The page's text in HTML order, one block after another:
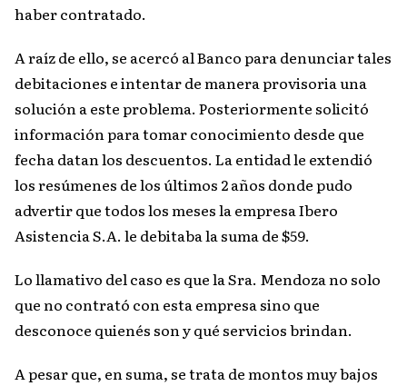
haber contratado.
A raíz de ello, se acercó al Banco para denunciar tales
debitaciones e intentar de manera provisoria una
solución a este problema. Posteriormente solicitó
información para tomar conocimiento desde que
fecha datan los descuentos. La entidad le extendió
los resúmenes de los últimos 2 años donde pudo
advertir que todos los meses la empresa Ibero
Asistencia S.A. le debitaba la suma de $59.
Lo llamativo del caso es que la Sra. Mendoza no solo
que no contrató con esta empresa sino que
desconoce quienés son y qué servicios brindan.
A pesar que, en suma, se trata de montos muy bajos